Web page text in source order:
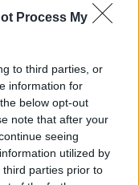
Process My
to third parties, or
information for
below opt-out
note that after your
seeing
utilized by
parties prior to